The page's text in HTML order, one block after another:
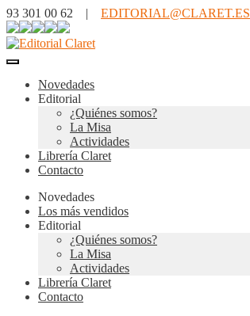
93 301 00 62 | EDITORIAL@CLARET.ES
Novedades
Editorial
¿Quiénes somos?
La Misa
Actividades
Librería Claret
Contacto
Novedades
Los más vendidos
Editorial
¿Quiénes somos?
La Misa
Actividades
Librería Claret
Contacto